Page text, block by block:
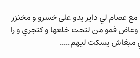
مع عصام لي داير يدو على خسرو و مخنزر
وعاض فمو من لتحت خلعها و كتجري و را
مبغاش يسكت ليهم.....